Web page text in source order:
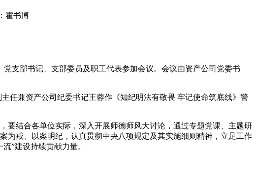
霍书博
支部书记、支部委员及职工代表参加会议。会议由资产公司党委书
任兼资产公司纪委书记王蓉作《知纪明法有敬畏 牢记使命筑底线》警
要结合各单位实际，深入开展师德师风大讨论，通过专题党课、主题研
为戒、以案明纪，认真贯彻中央八项规定及其实施细则精神，立足工作
”建设持续贡献力量。